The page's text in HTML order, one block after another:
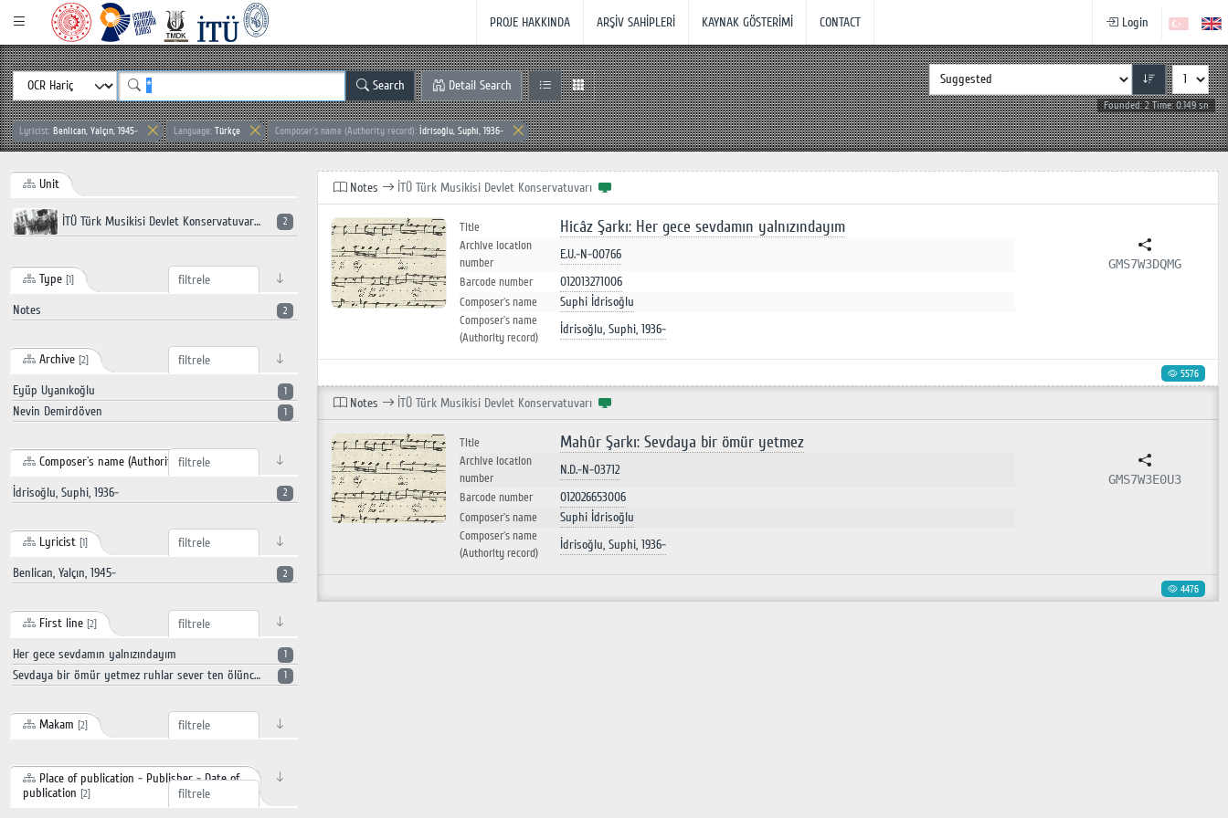
PROJE HAKKINDA ARŞİV SAHİPLERİ KAYNAK GÖSTERİMİ CONTACT Login
Search Detail Search
Lyricist: Benlican, Yalçın, 1945- Language: Türkçe Composer`s name (Authority record): İdrisoğlu, Suphi, 1936-
Founded: 2 Time: 0.149 sn
Unit
İTÜ Türk Musikisi Devlet Konservatuvarı 2
Type [1]
Notes 2
Archive [2]
Eyüp Uyanıkoğlu 1
Nevin Demirdöven 1
Composer`s name (Authority record)
İdrisoğlu, Suphi, 1936- 2
Lyricist [1]
Benlican, Yalçın, 1945- 2
First line [2]
Her gece sevdamın yalnızındayım 1
Sevdaya bir ömür yetmez ruhlar sever ten ölünce seven için özlem bitmez dünya durur kul dönünce toprak mutlu yaprak mutlu su buluttan çözülünce 1
Makam [2]
Place of publication - Publisher - Date of
publication [2]
Notes İTÜ Türk Musikisi Devlet Konservatuvarı
Title Hicâz Şarkı: Her gece sevdamın yalnızındayım
Archive location
number
E.U.-N-00766
Barcode number 012013271006
Composer`s name Suphi İdrisoğlu
Composer`s name
(Authority record)
İdrisoğlu, Suphi, 1936-
GMS7W3DQMG
5576
Notes İTÜ Türk Musikisi Devlet Konservatuvarı
Title Mahûr Şarkı: Sevdaya bir ömür yetmez
Archive location
number
N.D.-N-03712
Barcode number 012026653006
Composer`s name Suphi İdrisoğlu
Composer`s name
(Authority record)
İdrisoğlu, Suphi, 1936-
GMS7W3E0U3
4476